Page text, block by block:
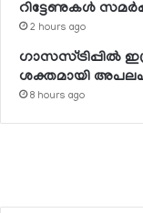
റിട്ടേണുകള്‍
2 hours ago
ഗാസസ്ട്രിപ്പില്‍
ശക്തമായി
8 hours ago